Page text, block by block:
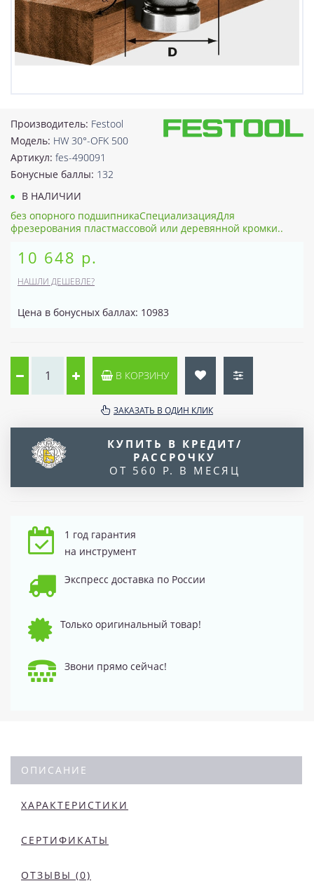
Производитель: Festool
Модель: HW 30°-OFK 500
Артикул: fes-490091
Бонусные баллы: 132
В НАЛИЧИИ
без опорного подшипникаСпециализацияДля
фрезерования пластмассовой или деревянной кромки..
10 648 р.
НАШЛИ ДЕШЕВЛЕ?
Цена в бонусных баллах: 10983
В КОРЗИНУ
ЗАКАЗАТЬ В ОДИН КЛИК
КУПИТЬ В КРЕДИТ/
РАССРОЧКУ
ОТ 560 Р. В МЕСЯЦ
1 год гарантия
на инструмент
Экспресс доставка по России
Только оригинальный товар!
Звони прямо сейчас!
ОПИСАНИЕ
ХАРАКТЕРИСТИКИ
СЕРТИФИКАТЫ
ОТЗЫВЫ (0)